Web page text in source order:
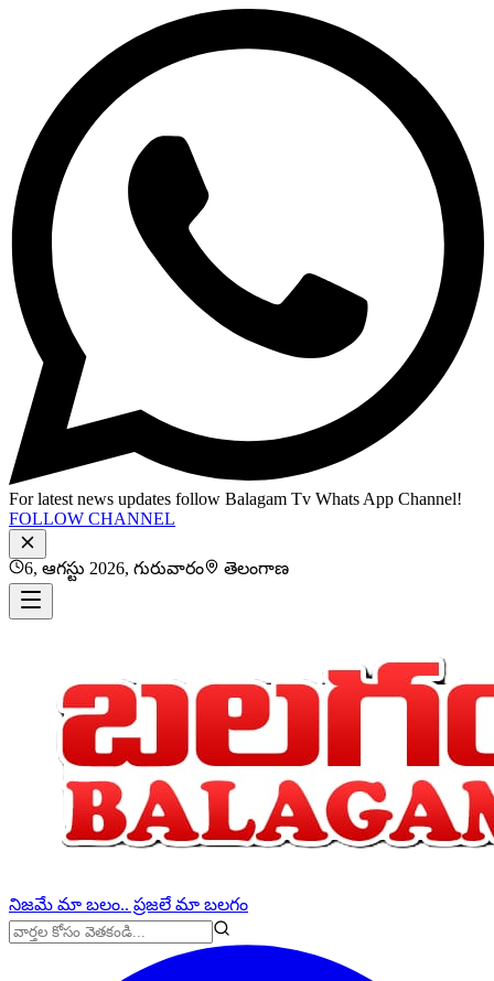
For latest news updates follow Balagam Tv Whats App Channel!
FOLLOW CHANNEL
6, ఆగస్టు 2026, గురువారం తెలంగాణ
నిజమే మా బలం.. ప్రజలే మా బలగం